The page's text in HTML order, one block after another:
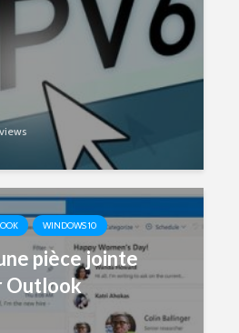
WINDOWS 10
pièce jointe
Outlook